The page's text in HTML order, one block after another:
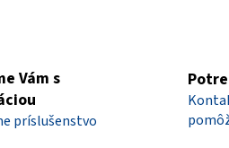
Vám s
príslušenstvo